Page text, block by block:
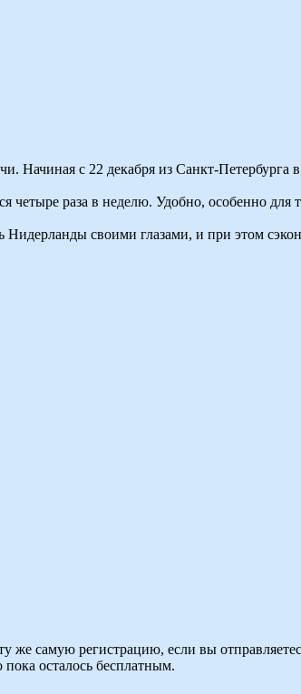
Начиная с 22 декабря из Санкт-
четыре раза в неделю. Удобно, особенно для
своими глазами, и при этом
же самую регистрацию, если вы
осталось бесплатным.